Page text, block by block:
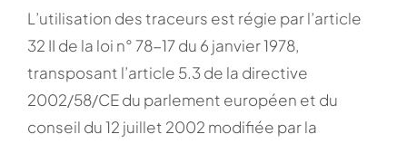
L’utilisation des traceurs est régie par l’article
32 II de la loi n° 78-17 du 6 janvier 1978,
transposant l’article 5.3 de la directive
2002/58/CE du parlement européen et du
conseil du 12 juillet 2002 modifiée par la